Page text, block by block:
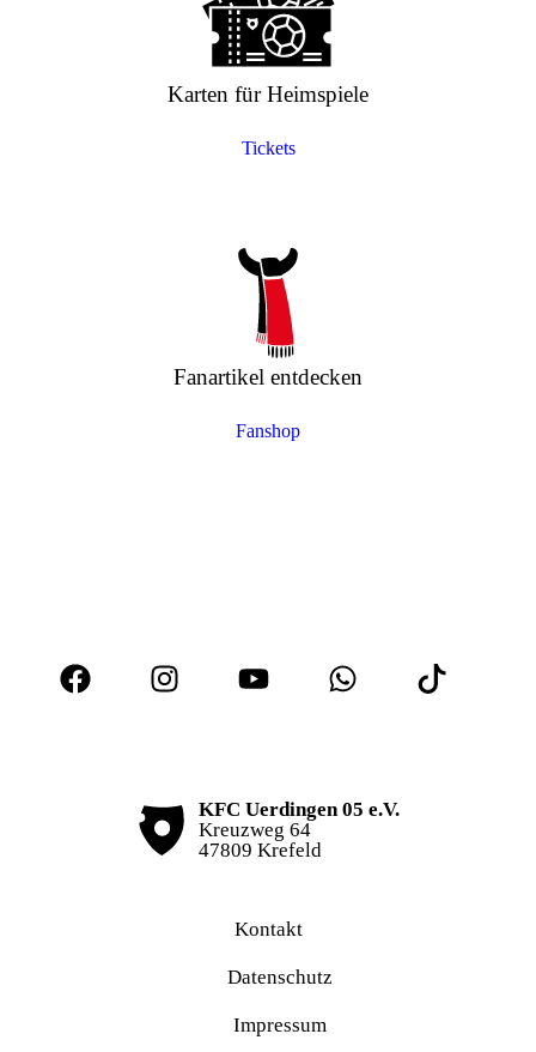
Karten für Heimspiele
Tickets
Fanartikel entdecken
Fanshop
KFC Uerdingen 05 e.V.
Kreuzweg 64
47809 Krefeld
Kontakt
Datenschutz
Impressum